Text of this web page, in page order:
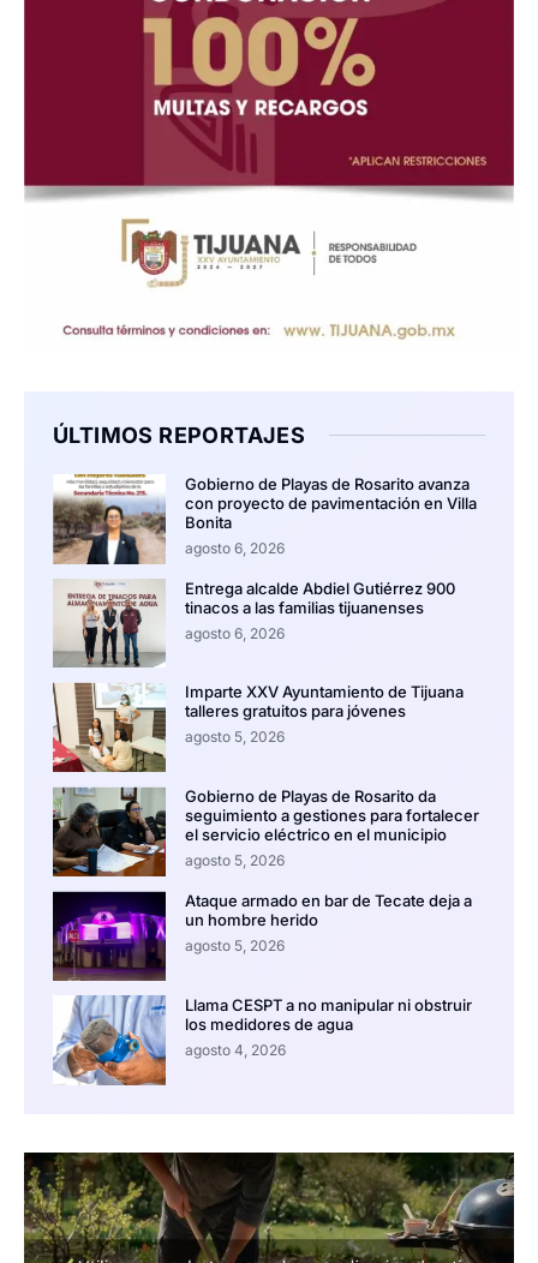
ÚLTIMOS REPORTAJES
Gobierno de Playas de Rosarito avanza
con proyecto de pavimentación en Villa
Bonita
agosto 6, 2026
Entrega alcalde Abdiel Gutiérrez 900
tinacos a las familias tijuanenses
agosto 6, 2026
Imparte XXV Ayuntamiento de Tijuana
talleres gratuitos para jóvenes
agosto 5, 2026
Gobierno de Playas de Rosarito da
seguimiento a gestiones para fortalecer
el servicio eléctrico en el municipio
agosto 5, 2026
Ataque armado en bar de Tecate deja a
un hombre herido
agosto 5, 2026
Llama CESPT a no manipular ni obstruir
los medidores de agua
agosto 4, 2026